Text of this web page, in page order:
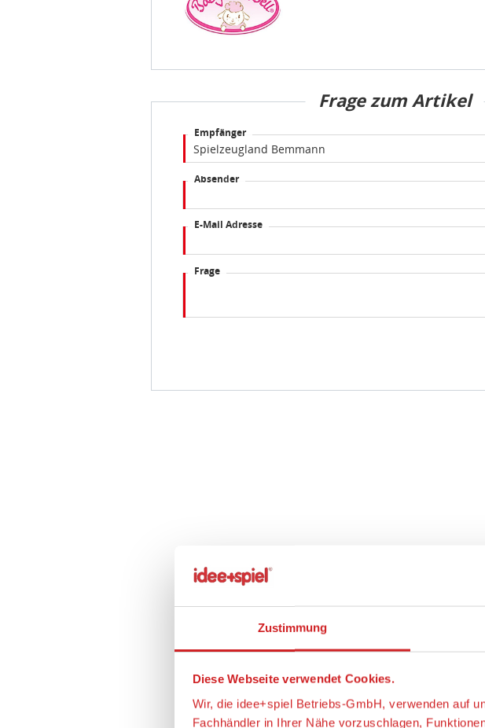
Zustimmung
Diese Webseite verwendet Cookies.
Wir, die idee+spiel Betriebs-GmbH, verwenden auf
Fachhändler in Ihrer Nähe vorzuschlagen,
Frage zum Artikel
Empfänger
Absender
E-Mail Adresse
Frage